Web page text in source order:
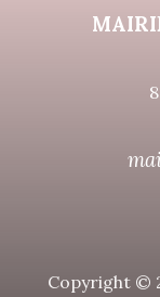
Copyright ©